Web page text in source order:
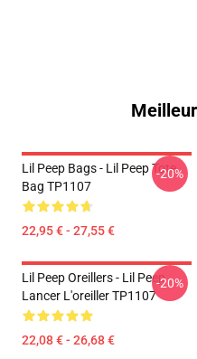
Lil Peep Bags - Lil Peep Tote
Bag TP1107
22,95 € - 27,55 €
-20%
Lil Peep Oreillers - Lil Peep
Lancer L'oreiller TP1107
22,08 € - 26,68 €
-20%